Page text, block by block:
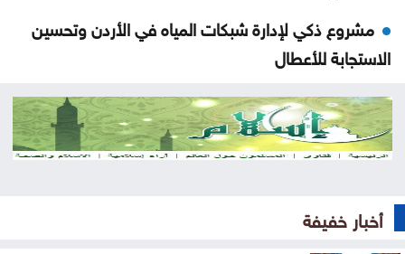
مشروع ذكي لإدارة شبكات المياه في الأردن وتحسين
الاستجابة للأعطال
الأردن يرحب بإدانة مجلس الأمن هجمات الحوثيين على
السعودية والسفن التجارية
أخبار خفيفة